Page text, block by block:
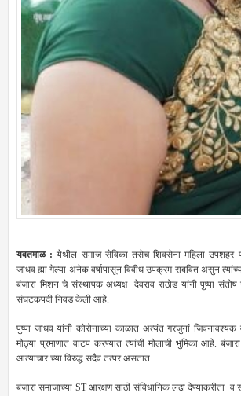
यवतमाळ :येथील समाज सेविका तसेच शिवसेना महिला उपशहर
जाधव ह्या गेल्या अनेक वर्षापासून विवीध उपक्रम राबवित असुन
बंजारा मिशन चे संस्थापक अध्यक्ष देवराव राठोड यांनी पुष्पा संतोष
संघटकपदी निवड केली आहे.
पुष्पा जाधव यांनी कोरोनाच्या काळात अत्यंत गरजुनां
मोठ्या प्रमाणात वाटप करण्यात त्यांची मोलाची भुमिका आहे.
आत्याचार च्या विरुद्ध सदैव तत्पर असतात.
बंजारा समाजाच्या ST आरक्षण साठी संविधानिक लढा देण्याकरीता व